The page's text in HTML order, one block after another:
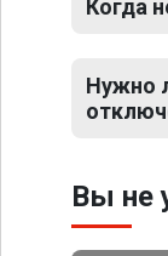
Когда
Нужно
Вы не